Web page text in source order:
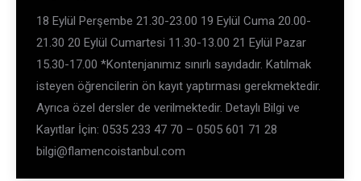
18 Eylül Perşembe 21.30-23.00 19 Eylül Cuma 20.00-
21.30 20 Eylül Cumartesi 11.30-13.00 21 Eylül Pazar
15.30-17.00 *Kontenjanımız sınırlı sayıdadır. Katılmak
isteyen öğrencilerin ön kayıt yaptırması gerekmektedir.
Ayrıca özel dersler de verilmektedir. Detaylı Bilgi ve
Kayıtlar İçin: 0535 233 47 70 – 0505 601 71 28
bilgi@flamencoistanbul.com